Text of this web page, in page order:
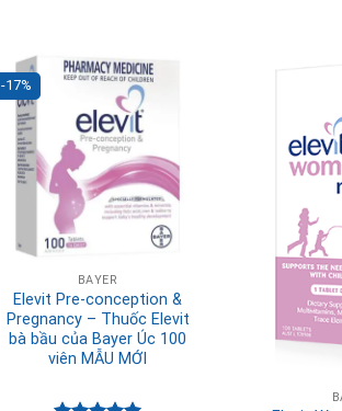
-17%
BAYER
Elevit Pre-conception &
Pregnancy – Thuốc Elevit
bà bầu của Bayer Úc 100
viên MẪU MỚI